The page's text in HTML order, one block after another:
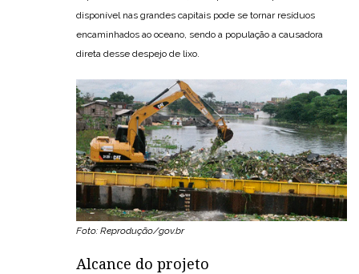
disponível nas grandes capitais pode se tornar resíduos
encaminhados ao oceano, sendo a população a causadora
direta desse despejo de lixo.
Foto: Reprodução/gov.br
Alcance do projeto